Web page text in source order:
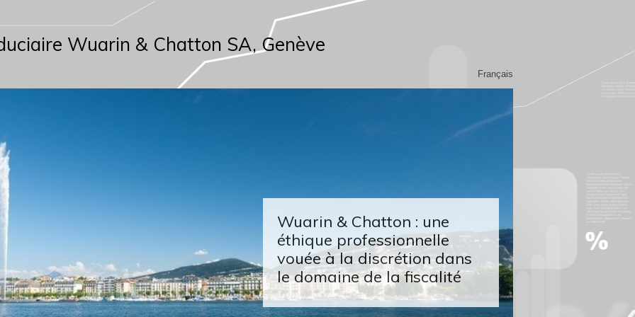
Français
Wuarin & Chatton SA, Genève
Wuarin & Chatton : une
éthique professionnelle
vouée à la discrétion dans
le domaine de la fiscalité